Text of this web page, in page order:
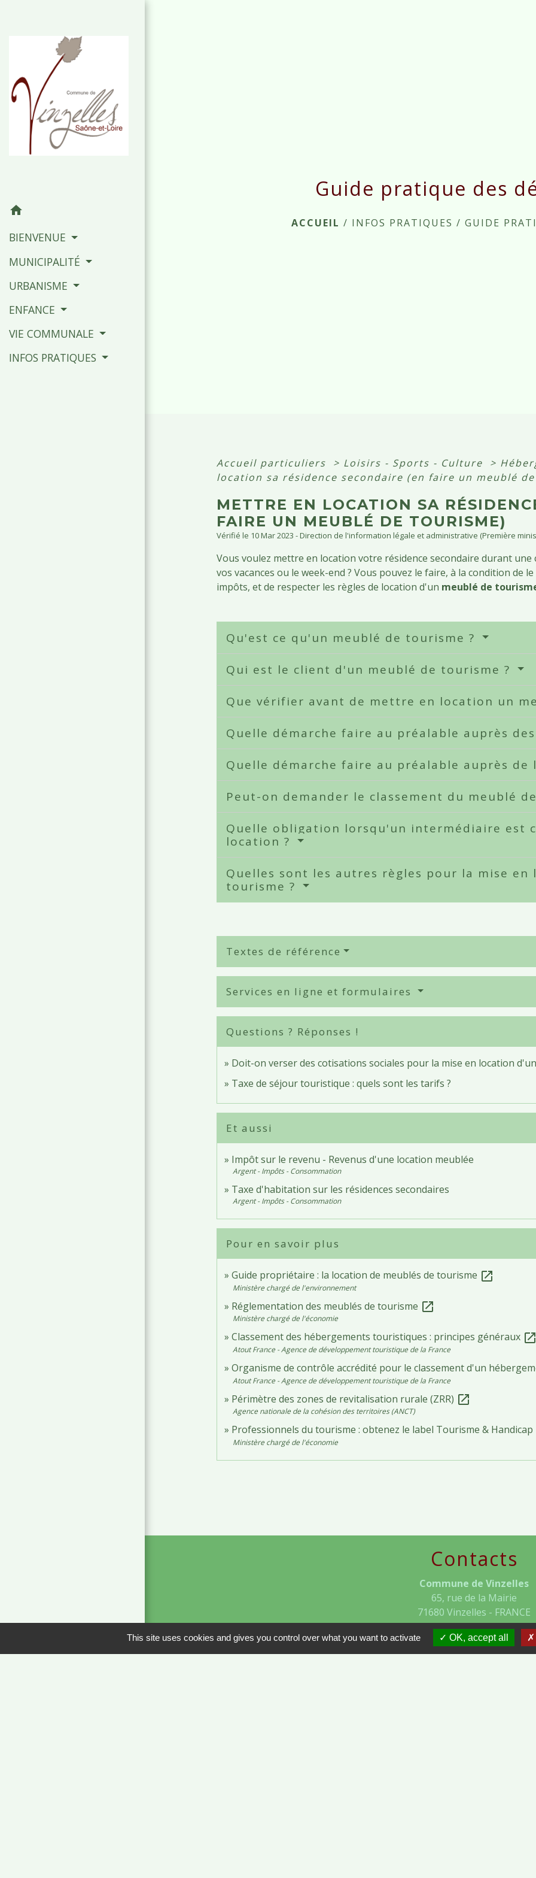
home
BIENVENUE
MUNICIPALITÉ
URBANISME
ENFANCE
VIE COMMUNALE
INFOS PRATIQUES
Guide pratique des
ACCUEIL / INFOS PRATIQUES / GUIDE
Accueil particuliers > Loisirs - Sports - Culture >
location sa résidence secondaire (en faire un meublé
METTRE EN LOCATION SA
FAIRE UN MEUBLÉ DE TOURISME)
Vérifié le 10 Mar 2023 - Direction de l'information légale et administrative (Première
Vous voulez mettre en location votre résidence secondaire durant
vos vacances ou le week-end ? Vous pouvez le faire, à la condition de
impôts, et de respecter les règles de location d'un meublé de
Qu'est ce qu'un meublé de tourisme ?
Qui est le client d'un meublé de tourisme ?
Que vérifier avant de mettre en location un
Quelle démarche faire au préalable auprès
Quelle démarche faire au préalable auprès
Peut-on demander le classement du meublé
Quelle obligation lorsqu'un intermédiaire est
location ?
Quelles sont les autres règles pour la mise
tourisme ?
Textes de référence
Services en ligne et formulaires
Questions ? Réponses !
Doit-on verser des cotisations sociales pour la mise en location
Taxe de séjour touristique : quels sont les tarifs ?
Et aussi
Impôt sur le revenu - Revenus d'une location meublée
Argent - Impôts - Consommation
Taxe d'habitation sur les résidences secondaires
Argent - Impôts - Consommation
Pour en savoir plus
Guide propriétaire : la location de meublés de tourisme open_in_new
Ministère chargé de l'environnement
Réglementation des meublés de tourisme open_in_new
Ministère chargé de l'économie
Classement des hébergements touristiques : principes généraux
Atout France - Agence de développement touristique de la France
Organisme de contrôle accrédité pour le classement d'un
Atout France - Agence de développement touristique de la France
Périmètre des zones de revitalisation rurale (ZRR) open_in_new
Agence nationale de la cohésion des territoires (ANCT)
Professionnels du tourisme : obtenez le label Tourisme & Handicap
Ministère chargé de l'économie
Contacts
Commune de Vinzelles
65, rue de la Mairie
71680 Vinzelles - FRANCE
+33 3 85 35 61 19
Contact par formulaire
This site uses cookies and gives you control over what you want to activate OK, accept all